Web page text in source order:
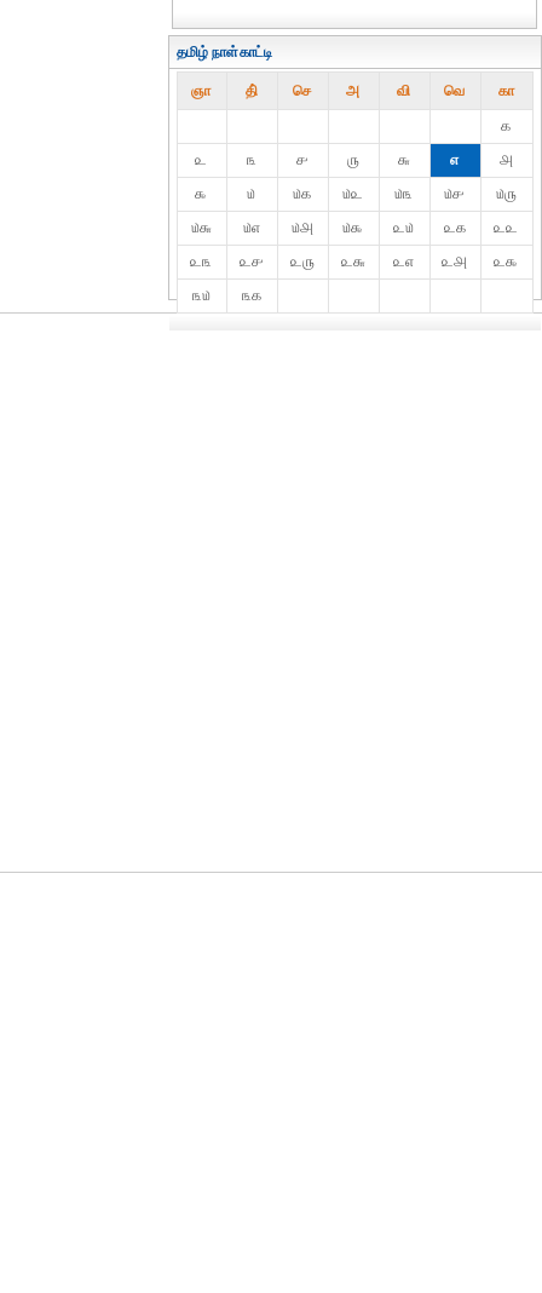
தமிழ் நாள்காட்டி
ஞா தி் செ அ வி வெ கா
௧
௨
௩ ௪ ௫ ௬ ௭
௮
௯
௰ ௰௧ ௰௨ ௰௩ ௰௪
௰௫
௰௬
௰௭ ௰௮ ௰௯ ௨௰ ௨௧
௨௨
௨௩
௨௪ ௨௫ ௨௬ ௨௭ ௨௮
௨௯
௩௰
௩௧